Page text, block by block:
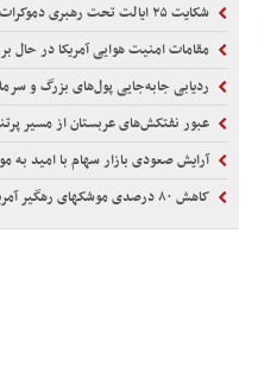
شکایت ۲۵ ایالت تحت رهبری دموکرات ها از دولت ترامپ
مقامات امنیت هوایی آمریکا در حال
ردیابی جابه‌جایی پول‌های بزرگ و
عبور نفتکش‌های عربستان از مسیر
آرایش صعودی بازار سهام با امید به
کاهش ۸۰ درصدی موشکهای رهگیر آمریکا در جنگ با ایران